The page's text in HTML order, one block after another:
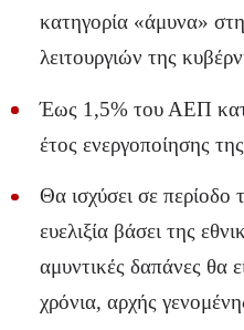
κατηγορία «άμυνα»
λειτουργιών της
Έως 1,5% του ΑΕΠ
έτος ενεργοποίησης
Θα ισχύσει σε
ευελιξία βάσει της
αμυντικές δαπάνες θα
χρόνια, αρχής